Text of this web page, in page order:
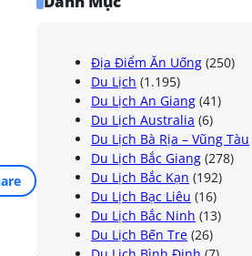
Địa Điểm Ăn Uống (250)
Du Lịch (1.195)
Du Lịch An Giang (41)
Du Lịch Australia (6)
Du Lịch Bà Rịa – Vũng Tàu
Du Lịch Bắc Giang (278)
Du Lịch Bắc Kạn (192)
Du Lịch Bạc Liêu (16)
Du Lịch Bắc Ninh (13)
Du Lịch Bến Tre (26)